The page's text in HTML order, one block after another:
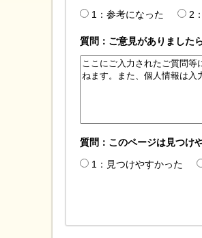
1：参考になった
2
質問：ご意見がありました
質問：このページは見つけ
1：見つけやすかった